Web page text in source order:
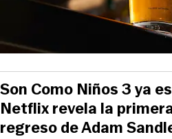
Son Como Niños 3 ya
Netflix revela la
regreso de Adam